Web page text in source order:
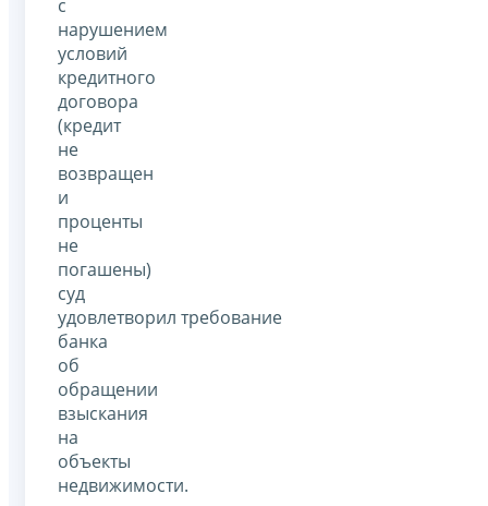
с
нарушением
условий
кредитного
договора
(кредит
не
возвращен
и
проценты
не
погашены)
суд
удовлетворил требование
банка
об
обращении
взыскания
на
объекты
недвижимости.